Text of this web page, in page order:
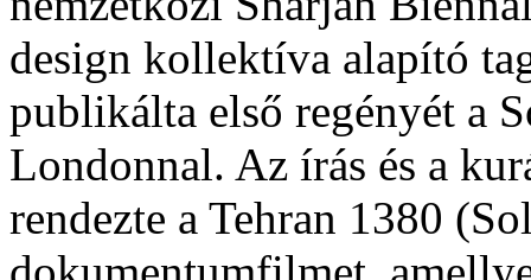
design kollektíva alapító
publikálta első regényét a
Londonnal. Az írás és a
rendezte a Tehran 1380